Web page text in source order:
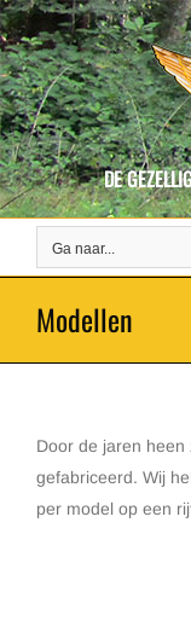
Ga
naar
inhoud
DE
Ga naar...
Modellen
Door de jaren heen
gefabriceerd. Wij
per model op een